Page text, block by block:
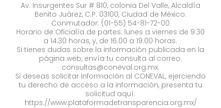
Av. Insurgentes Sur # 810, colonia Del Valle, Alcaldía
Benito Juárez, C.P. 03100, Ciudad de México.
Conmutador: (01-55) 54-81-72-00
Horario de Oficialía de partes: lunes a viernes de 9:30
a 14:30 horas, y, de 16:00 a 19:00 horas.
Si tienes dudas sobre la información publicada en la
página web, envía tu consulta al correo:
consultas@coneval.org.mx.
Si deseas solicitar información al CONEVAL, ejerciendo
tu derecho de acceso a la información, presenta tu
solicitud aquí:
https://www.plataformadetransparencia.org.mx/